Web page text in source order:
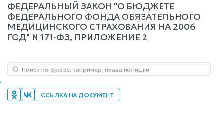
ФЕДЕРАЛЬНЫЙ ЗАКОН "О БЮДЖЕТЕ
ФЕДЕРАЛЬНОГО ФОНДА ОБЯЗАТЕЛЬНОГО
МЕДИЦИНСКОГО СТРАХОВАНИЯ НА 2006
ГОД" N 171-ФЗ, ПРИЛОЖЕНИЕ 2
ССЫЛКА НА ДОКУМЕНТ